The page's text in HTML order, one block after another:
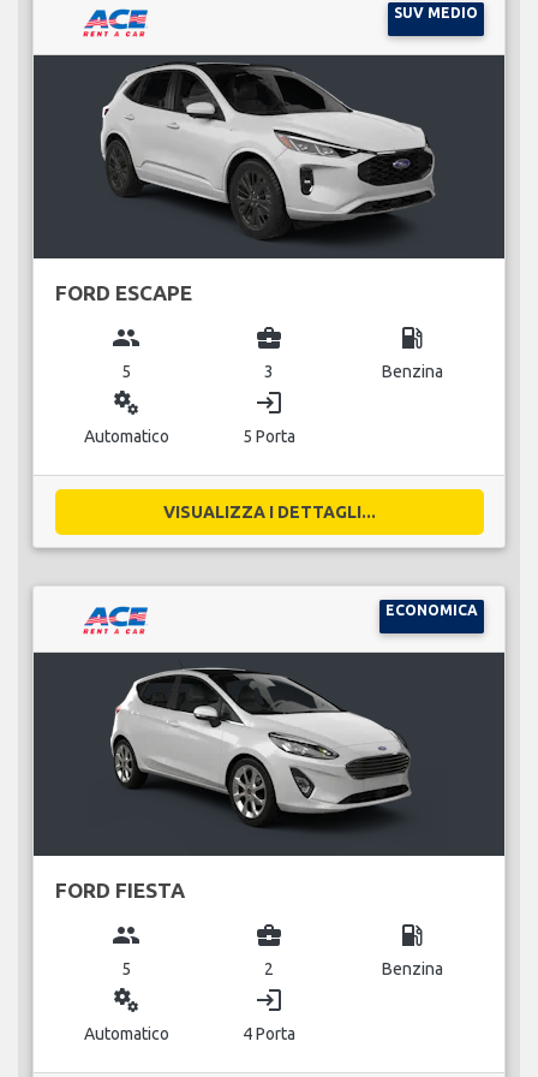
SUV MEDIO
FORD ESCAPE
group
5
business_center
3
local_gas_station
Benzina
miscellaneous_services
Automatico
login
5 Porta
VISUALIZZA I DETTAGLI...
ECONOMICA
FORD FIESTA
group
5
business_center
2
local_gas_station
Benzina
miscellaneous_services
Automatico
login
4 Porta